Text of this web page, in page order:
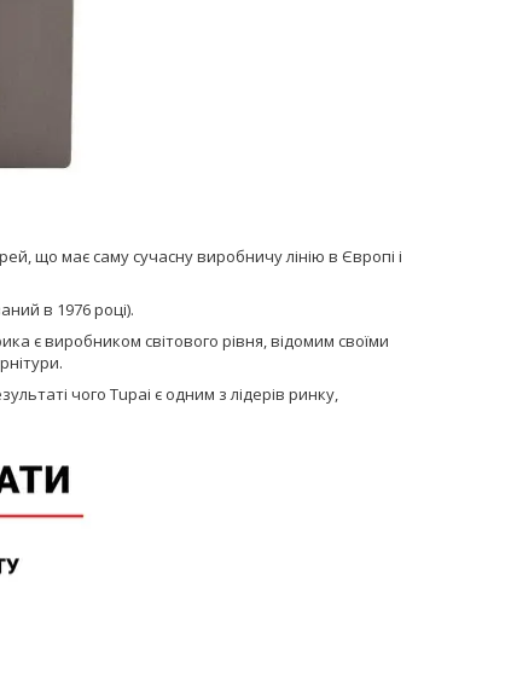
що має саму сучасну виробничу лінію в Європі і
в 1976 році).
є виробником світового рівня, відомим своїми
чого Tupai є одним з лідерів ринку,